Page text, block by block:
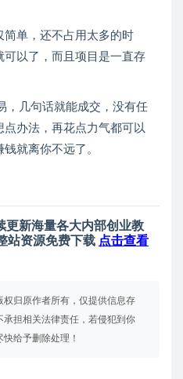
单，还不占用太多的时
可以了，而且项目是一直存
，几句话就能成交，没有任
办法，再花点力气都可以
就离你不远了。
更新海量各大内部创业教
站资源免费下载 点击查看
权归原作者所有，仅提供信息存
担相关法律责任，若侵犯到你
给予删除处理！